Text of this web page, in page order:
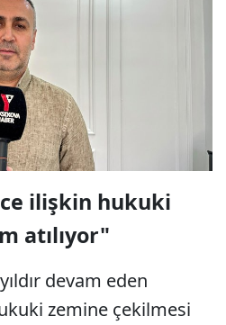
ilişkin hukuki
atılıyor"
devam eden
zemine çekilmesi